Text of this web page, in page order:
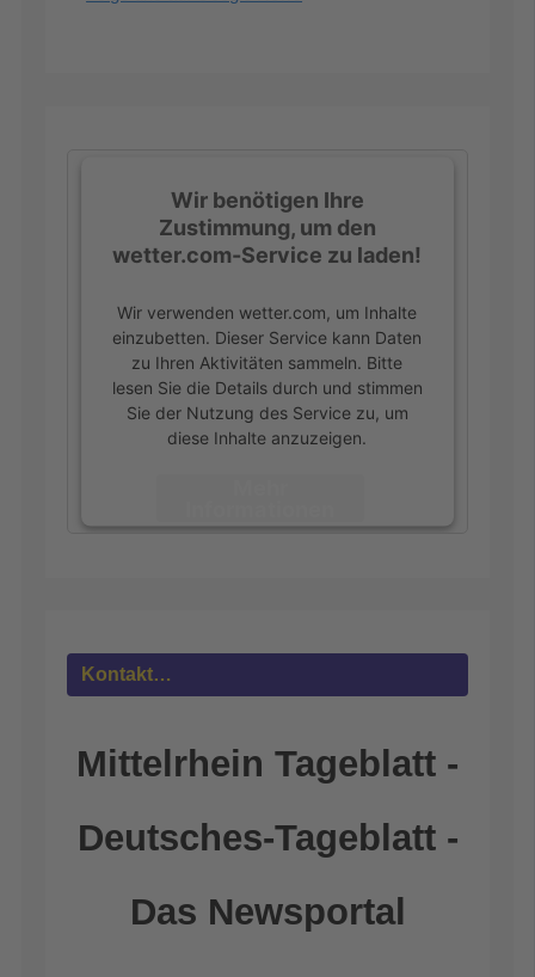
Wir benötigen Ihre
Zustimmung, um den
wetter.com-Service zu laden!
Wir verwenden wetter.com, um Inhalte
einzubetten. Dieser Service kann Daten
zu Ihren Aktivitäten sammeln. Bitte
lesen Sie die Details durch und stimmen
Sie der Nutzung des Service zu, um
diese Inhalte anzuzeigen.
Kontakt…
Mittelrhein Tageblatt -
Deutsches-Tageblatt -
Das Newsportal